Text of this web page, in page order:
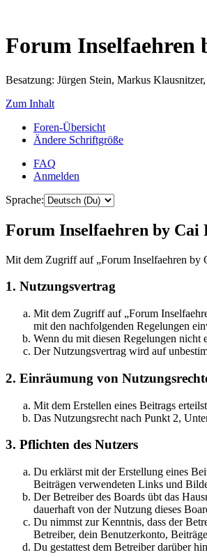
Forum Inselfaehren
Besatzung: Jürgen Stein, Markus
Zum Inhalt
Foren-Übersicht
Ändere Schriftgröße
FAQ
Anmelden
Sprache:
Forum Inselfaehren by Cai
Mit dem Zugriff auf „Forum Inselfaehren by
1. Nutzungsvertrag
Mit dem Zugriff auf „Forum
mit den nachfolgenden Regelungen
Wenn du mit diesen Regelungen nicht
Der Nutzungsvertrag wird auf
2. Einräumung von
Mit dem Erstellen eines Beitrags
Das Nutzungsrecht nach Punkt 2,
3. Pflichten des Nutzers
Du erklärst mit der Erstellung eines
Beiträgen verwendeten Links und
Der Betreiber des Boards übt das
dauerhaft von der Nutzung dieses
Du nimmst zur Kenntnis, dass der
Betreiber, dein Benutzerkonto,
Du gestattest dem Betreiber darüber